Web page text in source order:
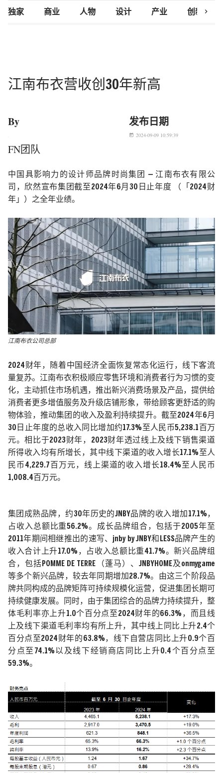
独家 商业 人物 设计 产业 创新研究
chevron_right
江南布衣营收创30年新高
By
FN团队
发布日期
today 2024-09-09 10:59:39
中国具影响力的设计师品牌时尚集团 — 江南布衣有限公
司 ，欣然宣布集团截至 2024年6月30 日止年度 （「 2024 财
年 」）之全年业绩。
江南布衣公司总部
2024 财年，随着中国经济全面恢复常态化运行，线下客流
量复苏。江南布衣积极顺应零售环境和消费者行为习惯的变
化，主动抓住市场机遇，推出新兴消费场景及产品，提供给
消费者更多增值服务及升级店铺形象，带给顾客更舒适的购
物体验，推动集团的收入及盈利持续提升。截至2024年6 月
30 日止年度的总收入同比增加约17.3% 至人民币5,238.1 百万
元。相比于2023 财年， 2023财年透过线上及线下销售渠道
所得收入均有所增长，其中线下渠道的收入增长17.1% 至人
民币 4,229.7 百万元，线上渠道的收入增长 18.4% 至人民币
1,008.4 百万元。
集团成熟品牌，约30年历史的JNBY品牌的收入增加 17.1%，
占收入总额比重56.2%。成长品牌组合，包括于2005年至
2011年期间相继推出的速写、 jnby by JNBY和 LESS品牌产生的
收入合计上升17.0% ，占收入总额比重 41.7%。新兴品牌组
合，包括 POMME DE TERRE （蓬马）、 JNBYHOME及 onmygame
等多个新兴品牌，较去年同期增加 28.7%。由这三个阶段品
牌共同构成的品牌矩阵可持续规模化运营，促进集团长期可
持续健康发展。同时，由于集团综合的品牌力持续提升，整
体毛利率亦上升1.0个百分点至 2024财年的66.3% ，而且线
上及线下渠道毛利率均有所上升，其中线上同比上升2.4个
百分点至2024 财年的 63.8%，线下自营店同比上升0.9个百
分点至 74.1%以及线下经销商店同比上升0.4 个百分点至
59.3%。